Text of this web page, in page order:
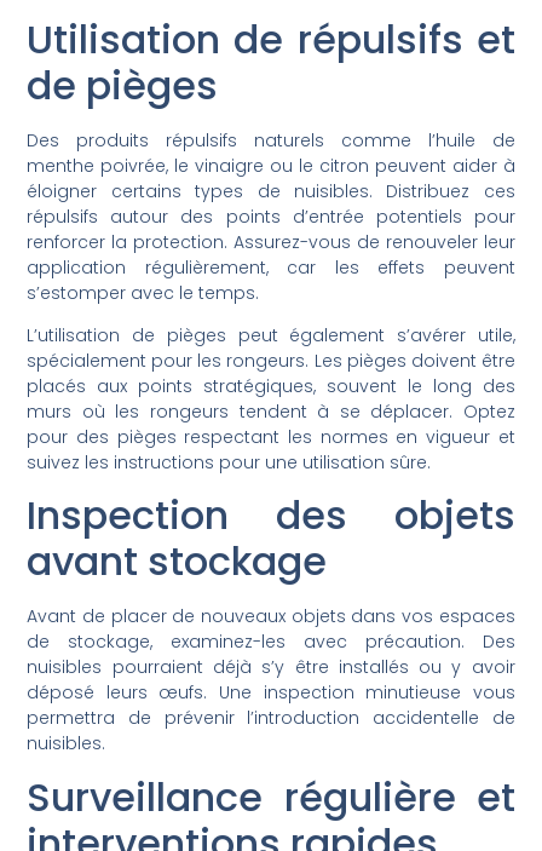
Utilisation de répulsifs et
de pièges
Des produits répulsifs naturels comme l’huile de
menthe poivrée, le vinaigre ou le citron peuvent aider à
éloigner certains types de nuisibles. Distribuez ces
répulsifs autour des points d’entrée potentiels pour
renforcer la protection. Assurez-vous de renouveler leur
application régulièrement, car les effets peuvent
s’estomper avec le temps.
L’utilisation de pièges peut également s’avérer utile,
spécialement pour les rongeurs. Les pièges doivent être
placés aux points stratégiques, souvent le long des
murs où les rongeurs tendent à se déplacer. Optez
pour des pièges respectant les normes en vigueur et
suivez les instructions pour une utilisation sûre.
Inspection des objets
avant stockage
Avant de placer de nouveaux objets dans vos espaces
de stockage, examinez-les avec précaution. Des
nuisibles pourraient déjà s’y être installés ou y avoir
déposé leurs œufs. Une inspection minutieuse vous
permettra de prévenir l’introduction accidentelle de
nuisibles.
Surveillance régulière et